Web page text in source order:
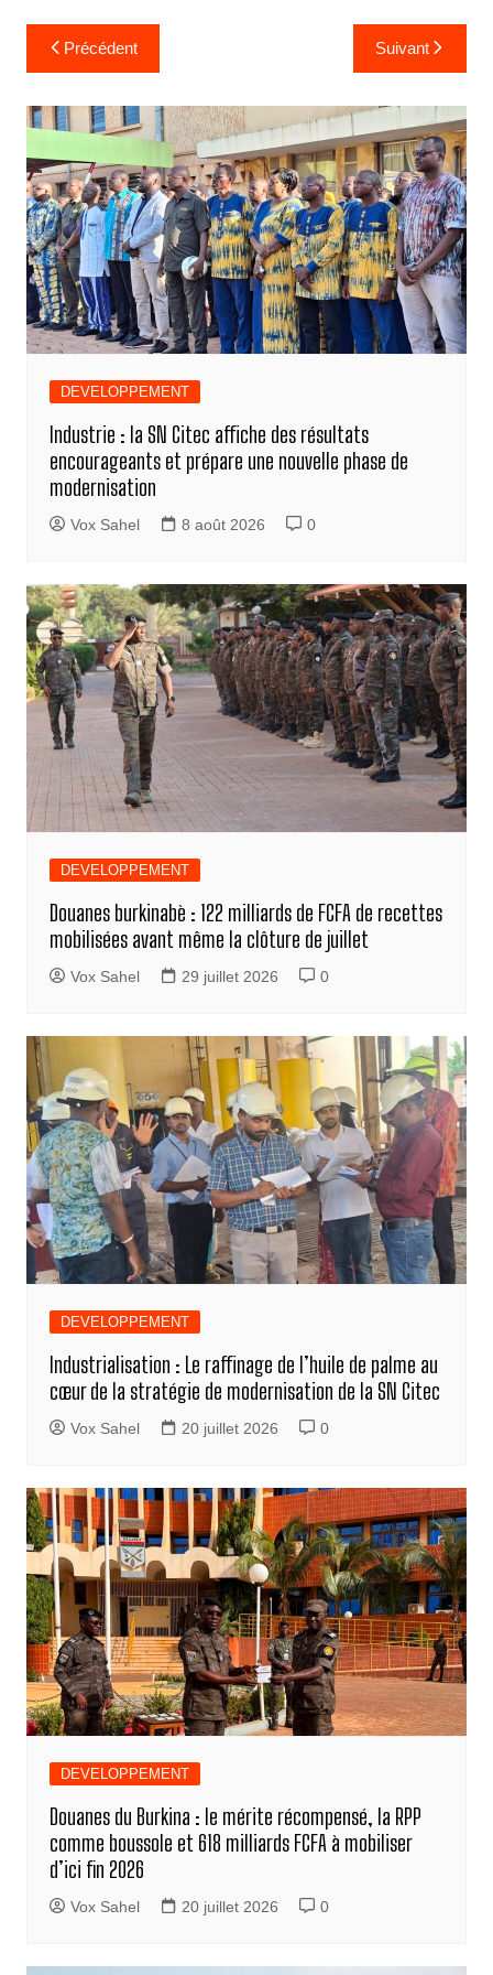
Navigation
de
l’article
Précédent Suivant
DEVELOPPEMENT
Industrie : la SN Citec affiche des résultats
encourageants et prépare une nouvelle phase de
modernisation
Vox Sahel 8 août 2026 0
DEVELOPPEMENT
Douanes burkinabè : 122 milliards de FCFA de recettes
mobilisées avant même la clôture de juillet
Vox Sahel 29 juillet 2026 0
DEVELOPPEMENT
Industrialisation : Le raffinage de l’huile de palme au
cœur de la stratégie de modernisation de la SN Citec
Vox Sahel 20 juillet 2026 0
DEVELOPPEMENT
Douanes du Burkina : le mérite récompensé, la RPP
comme boussole et 618 milliards FCFA à mobiliser
d’ici fin 2026
Vox Sahel 20 juillet 2026 0